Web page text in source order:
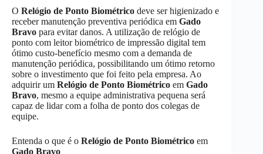
O Relógio de Ponto Biométrico deve ser higienizado e
receber manutenção preventiva periódica em Gado
Bravo para evitar danos. A utilização de relógio de
ponto com leitor biométrico de impressão digital tem
ótimo custo-benefício mesmo com a demanda de
manutenção periódica, possibilitando um ótimo retorno
sobre o investimento que foi feito pela empresa. Ao
adquirir um Relógio de Ponto Biométrico em Gado
Bravo, mesmo a equipe administrativa pequena será
capaz de lidar com a folha de ponto dos colegas de
equipe.
Entenda o que é o Relógio de Ponto Biométrico em
Gado Bravo